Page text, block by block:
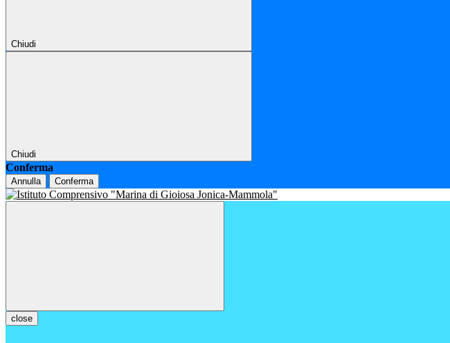
Chiudi
Chiudi
Conferma
Annulla Conferma
close